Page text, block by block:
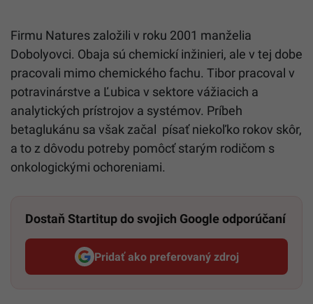
Firmu Natures založili v roku 2001 manželia
Dobolyovci. Obaja sú chemickí inžinieri, ale v tej dobe
pracovali mimo chemického fachu. Tibor pracoval v
potravinárstve a Ľubica v sektore vážiacich a
analytických prístrojov a systémov. Príbeh
betaglukánu sa však začal písať niekoľko rokov skôr,
a to z dôvodu potreby pomôcť starým rodičom s
onkologickými ochoreniami.
Dostaň Startitup do svojich Google odporúčaní
Pridať ako preferovaný zdroj
Startitup, odkaz sa otvorí v